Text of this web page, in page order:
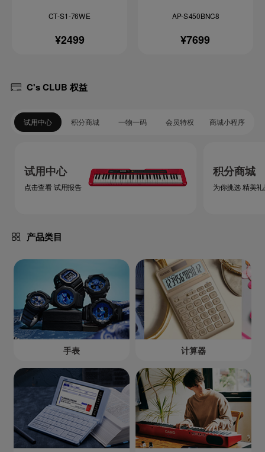
CT-S1-76WE
¥2499
AP-S450BNC8
¥7699
C's CLUB 权益
试用中心 积分商城 一物一码 会员特权 商城小程序
试用中心
点击查看 试用报告
积分商城
为你挑选 精美礼
产品类目
手表 计算器